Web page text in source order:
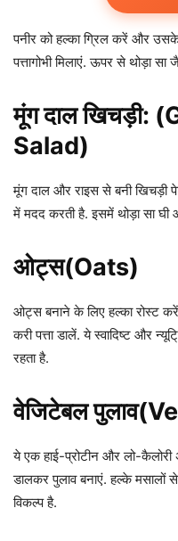
पनीर को हल्का ग्रिल करें और उसके
पत्तागोभी मिलाएं. ऊपर से थोड़ा
मूंग दाल खिचड़ी:
Salad)
मूंग दाल और राइस से बनी खिचड़ी
में मदद करती है. इसमें थोड़ा सा घी
ओट्स(Oats)
ओट्स बनाने के लिए हल्का रोस्ट
करी पत्ता डालें. ये स्वादिष्ट और
रहता है.
वेजिटेबल
ये एक हाई-प्रोटीन और लो-
डालकर पुलाव बनाएं. हल्के मसालों
विकल्प है.